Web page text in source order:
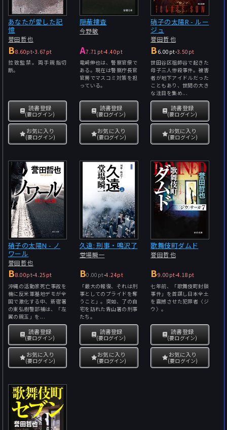
あなたが愛した記
憶
誉田哲也
B8.60pt-3.67pt
拉致監禁。両手親指切
断。
読書登録
(要ログイン)
お気に入り
(要ログイン)
隠蔽捜査
今野敏
A7.71pt-4.40pt
竜崎伸也は、警察官僚で
ある。現在は警察庁長官
官房でマスコミ対策を担
っている。
読書登録
(要ログイン)
お気に入り
(要ログイン)
硝子の太陽R - ルー
ジュ
誉田哲也
B 6.00pt-3.50pt
世田谷区祖師谷で起きた
母子三人惨殺事件。被害
者が地下アイドルだった
こともあり、世間の大き
な注目を集め...
読書登録
(要ログイン)
お気に入り
(要ログイン)
硝子の太陽N - ノ
ワール
誉田哲也
B8.00pt-4.25pt
沖縄の活動家死亡事故を
機に反米軍基地デモが全
国で激化する中、新宿署
の東弘樹警部補は、「左
翼の親玉」を...
読書登録
(要ログイン)
お気に入り
(要ログイン)
久遠: 刑事・鳴沢了
堂場瞬一
B0.00pt-4.24pt
「最大の報復、それは刑
事としてのプライドを奪
うこと」。突如、了の自
宅を訪れた青山署の刑事
たち。
読書登録
(要ログイン)
お気に入り
(要ログイン)
歌舞伎町ダムド
誉田哲也
B9.00pt-4.18pt
七年前、「歌舞伎町封鎖
事件」を首謀し日本全土
を震撼させた犯罪者〈ジ
ウ〉。
読書登録
(要ログイン)
お気に入り
(要ログイン)